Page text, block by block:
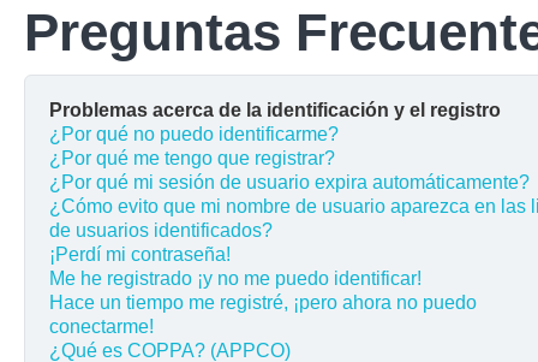
Preguntas
Problemas acerca de la identificación y el registro
¿Por qué no puedo identificarme?
¿Por qué me tengo que registrar?
¿Por qué mi sesión de usuario expira automáticamente?
¿Cómo evito que mi nombre de usuario aparezca en las
de usuarios identificados?
¡Perdí mi contraseña!
Me he registrado ¡y no me puedo identificar!
Hace un tiempo me registré, ¡pero ahora no puedo
conectarme!
¿Qué es COPPA? (APPCO)